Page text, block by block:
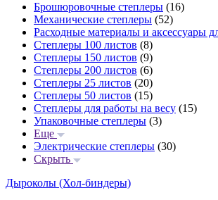
Брошюровочные степлеры (16)
Механические степлеры (52)
Расходные материалы и аксессуары
Степлеры 100 листов (8)
Степлеры 150 листов (9)
Степлеры 200 листов (6)
Степлеры 25 листов (20)
Степлеры 50 листов (15)
Степлеры для работы на весу (15)
Упаковочные степлеры (3)
Еще
Электрические степлеры (30)
Скрыть
Дыроколы (Хол-биндеры)